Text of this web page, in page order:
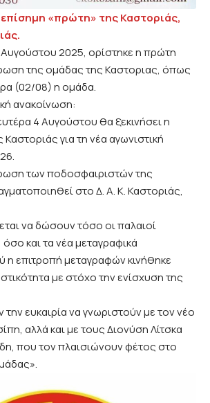
«πρώτη» της Καστοριάς,
Αυγούστου 2025, ορίστηκε η πρώτη
της ομάδας της Καστοριας, όπως
(02/08) η ομάδα.
ανακοίνωση:
4 Αυγούστου θα ξεκινήσει η
για τη νέα αγωνιστική
των ποδοσφαιριστών της
στο Δ. Α. Κ. Καστοριάς,
να δώσουν τόσο οι παλαιοί
και τα νέα μεταγραφικά
η επιτροπή μεταγραφών κινήθηκε
με στόχο την ενίσχυση της
ευκαιρία να γνωριστούν με τον νέο
αλλά και με τους Διονύση Λίτσκα
που τον πλαισιώνουν φέτος στο